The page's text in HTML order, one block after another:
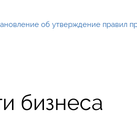
об утверждение правил
бизнеса